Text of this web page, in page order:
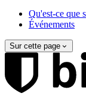
Qu'est-ce que
Événements
Sur cette page